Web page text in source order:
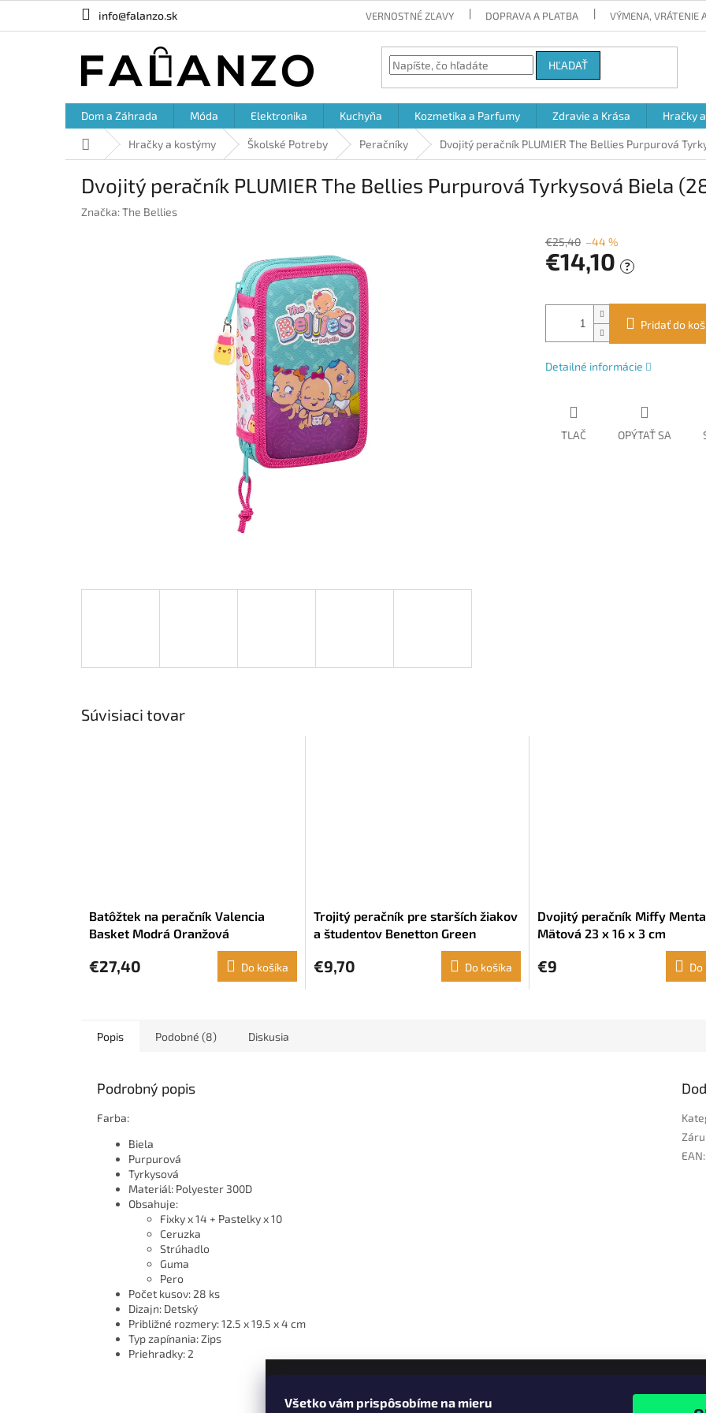
Všetko vám prispôsobíme na mieru
info@falanzo.sk VERNOSTNÉ ZĽAVY DOPRAVA A PLATBA VÝMENA, VRÁTENIE
HĽADAŤ
Dom a Záhrada Móda Elektronika Kuchyňa Kozmetika a Parfumy Zdravie a Krása Hračky
DomovHračky a kostýmy Školské Potreby Peračníky Dvojitý peračník PLUMIER The Bellies Purpurová
Dvojitý peračník PLUMIER The Bellies Purpurová Tyrkysová Biela
Značka:The Bellies
€25,40 –44 %
€14,10 ?
cena:
Pridať do
Detailné informácie
TLAČ OPÝTAŤ SA
Súvisiaci tovar
Batôžtek na peračník Valencia
Basket Modrá Oranžová
€27,40 Do košíka
Trojitý peračník pre starších žiakov
a študentov Benetton Green
Námornícka modrá (22 x 12 x 3 cm)
€9,70 Do košíka
Dvojitý peračník Miffy Menta
Mätová 23 x 16 x 3 cm
€9 Do
Popis Podobné (8) Diskusia
Podrobný popis
Farba:
Biela
Purpurová
Tyrkysová
Materiál: Polyester 300D
Obsahuje:
Fixky x 14 + Pastelky x 10
Ceruzka
Strúhadlo
Guma
Pero
Počet kusov: 28 ks
Dizajn: Detský
Približné rozmery: 12.5 x 19.5 x 4 cm
Typ zapínania: Zips
Priehradky: 2
EAN: